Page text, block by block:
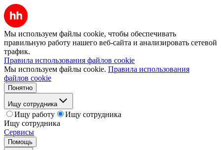
Мы используем файлы cookie, чтобы обеспечивать
правильную работу нашего веб-сайта и анализировать сетевой
трафик.
Правила использования файлов cookie
Мы используем файлы cookie. Правила использования
файлов cookie
Понятно
Ищу сотрудника
Ищу работу
Ищу сотрудника
Ищу сотрудника
Сервисы
Помощь